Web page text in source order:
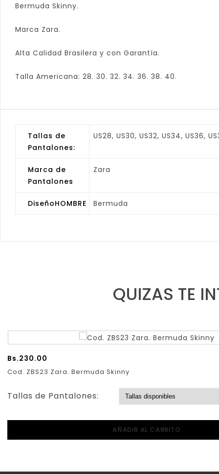
Bermuda Skinny.
Marca Zara.
Alta Calidad Brasilera y con Garantía.
Talla Americana: 28. 30. 32. 34. 36. 38. 40.
Tallas de
Pantalones:
US28, US30, US32, US34, US36,
Marca de
Pantalones
Zara
DiseñoHOMBRE Bermuda
QUIZAS TE
Bs.230.00
Cod. ZBS23 Zara. Bermuda Skinny
Tallas de Pantalones:
AÑADIR AL CARRITO